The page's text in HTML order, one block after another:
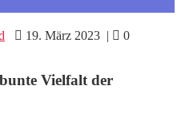
19. März 2023 | 0
Vielfalt der